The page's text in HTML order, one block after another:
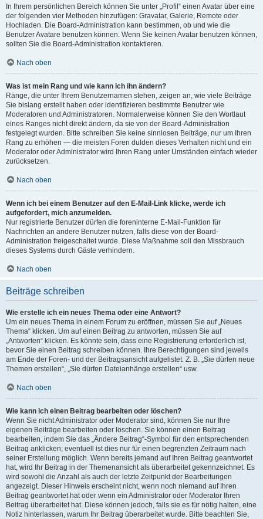
In Ihrem persönlichen Bereich können Sie unter „Profil“ einen Avatar über eine
der folgenden vier Methoden hinzufügen: Gravatar, Galerie, Remote oder
Hochladen. Die Board-Administration kann bestimmen, ob und wie die
Benutzer Avatare benutzen können. Wenn Sie keinen Avatar benutzen können,
sollten Sie die Board-Administration kontaktieren.
Nach oben
Was ist mein Rang und wie kann ich ihn ändern?
Ränge, die unter Ihrem Benutzernamen stehen, zeigen an, wie viele Beiträge
Sie bislang erstellt haben oder identifizieren bestimmte Benutzer wie
Moderatoren und Administratoren. Normalerweise können Sie den Wortlaut
eines Ranges nicht direkt ändern, da sie von der Board-Administration
festgelegt wurden. Bitte schreiben Sie keine sinnlosen Beiträge, nur um Ihren
Rang zu erhöhen — die meisten Foren dulden dieses Verhalten nicht und ein
Moderator oder Administrator wird Ihren Rang unter Umständen einfach wieder
zurücksetzen.
Nach oben
Wenn ich bei einem Benutzer auf den E-Mail-Link klicke, werde ich
aufgefordert, mich anzumelden.
Nur registrierte Benutzer dürfen die foreninterne E-Mail-Funktion für
Nachrichten an andere Benutzer nutzen, falls diese von der Board-
Administration freigeschaltet wurde. Diese Maßnahme soll den Missbrauch
dieses Systems durch Gäste verhindern.
Nach oben
Beiträge schreiben
Wie erstelle ich ein neues Thema oder eine Antwort?
Um ein neues Thema in einem Forum zu eröffnen, müssen Sie auf „Neues
Thema“ klicken. Um auf einen Beitrag zu antworten, müssen Sie auf
„Antworten“ klicken. Es könnte sein, dass eine Registrierung erforderlich ist,
bevor Sie einen Beitrag schreiben können. Ihre Berechtigungen sind jeweils
am Ende der Foren- und der Beitragsansicht aufgelistet. Z. B. „Sie dürfen neue
Themen erstellen“, „Sie dürfen Dateianhänge erstellen“ usw.
Nach oben
Wie kann ich einen Beitrag bearbeiten oder löschen?
Wenn Sie nicht Administrator oder Moderator sind, können Sie nur Ihre
eigenen Beiträge bearbeiten oder löschen. Sie können einen Beitrag
bearbeiten, indem Sie das „Ändere Beitrag“-Symbol für den entsprechenden
Beitrag anklicken; eventuell ist dies nur für einen begrenzten Zeitraum nach
seiner Erstellung möglich. Wenn bereits jemand auf Ihren Beitrag geantwortet
hat, wird Ihr Beitrag in der Themenansicht als überarbeitet gekennzeichnet. Es
wird sowohl die Anzahl als auch der letzte Zeitpunkt der Bearbeitungen
angezeigt. Dieser Hinweis erscheint nicht, wenn noch niemand auf Ihren
Beitrag geantwortet hat oder wenn ein Administrator oder Moderator Ihren
Beitrag überarbeitet hat. Diese können jedoch, falls sie es für nötig halten, eine
Notiz hinterlassen, warum Ihr Beitrag überarbeitet wurde. Bitte beachten Sie,